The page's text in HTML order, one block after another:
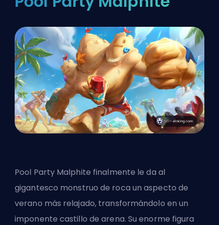
Pool Party Malphite finalmente le da al
gigantesco monstruo de roca un aspecto de
verano más relajado, transformándolo en un
imponente castillo de arena. Su enorme figura